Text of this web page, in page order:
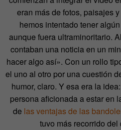
eran más de fotos, paisajes
hemos intentado tener
aunque fuera ultraminoritario.
contaban una noticia en un
hacer algo así». Con un rollo
el uno al otro por una cuestión
humor, claro. Y esa era la
persona aficionada a estar en
de las ventajas de las
tuvo más recorrido